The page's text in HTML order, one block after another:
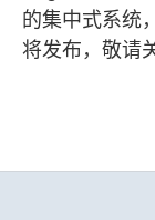
的集中式系统
将发布，敬请